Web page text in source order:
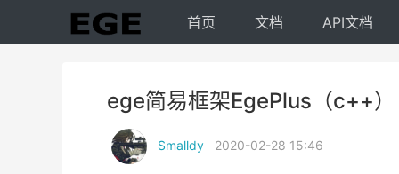
首页 文档 API文档
ege简易框架EgePlus（c++）
Smalldy 2020-02-28 15:46